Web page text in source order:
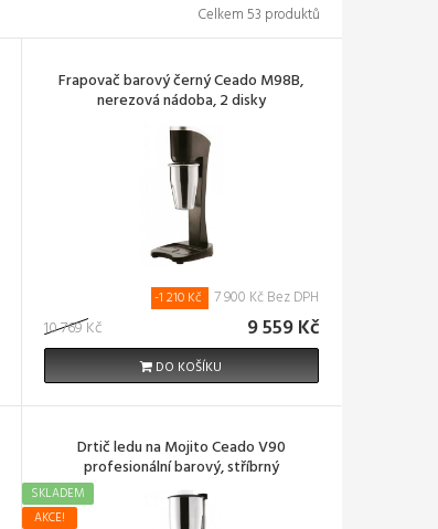
Celkem 53 produktů
Frapovač barový černý Ceado M98B,
nerezová nádoba, 2 disky
10 769 Kč
-1 210 Kč 7 900 Kč Bez DPH
9 559 Kč
DO KOŠÍKU
Drtič ledu na Mojito Ceado V90
profesionální barový, stříbrný
AKCE!
SKLADEM